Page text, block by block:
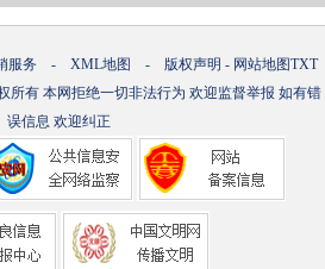
服务 - XML地图 - 版权声明 - 网站地图TXT
所有 本网拒绝一切非法行为 欢迎监督举报 如有错
误信息 欢迎纠正